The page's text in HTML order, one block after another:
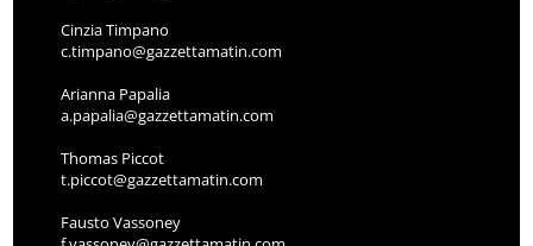
Cinzia Timpano
c.timpano@gazzettamatin.com
Arianna Papalia
a.papalia@gazzettamatin.com
Thomas Piccot
t.piccot@gazzettamatin.com
Fausto Vassoney